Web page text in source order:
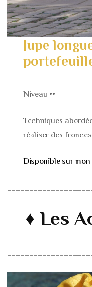
Jupe
Niveau ••
Techniques
réaliser des fronces
Disponible sur
♦ Les